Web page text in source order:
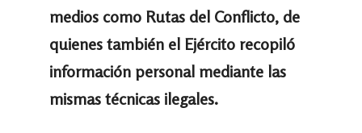
medios como Rutas del Conflicto, de
quienes también el Ejército recopiló
información personal mediante las
mismas técnicas ilegales.